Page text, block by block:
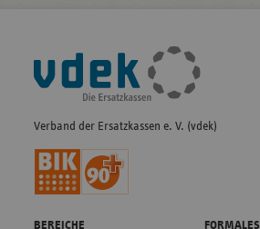
Fußleisten-
Navigation
Verband der Ersatzkassen e. V. (vdek)
BEREICHE FORMALES